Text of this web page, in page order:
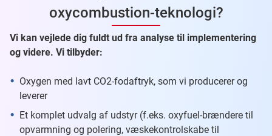
oxycombustion-teknologi?
Vi kan vejlede dig fuldt ud fra analyse til implementering
og videre. Vi tilbyder:
Oxygen med lavt CO2-fodaftryk, som vi producerer og
leverer
Et komplet udvalg af udstyr (f.eks. oxyfuel-brændere til
opvarmning og polering, væskekontrolskabe til